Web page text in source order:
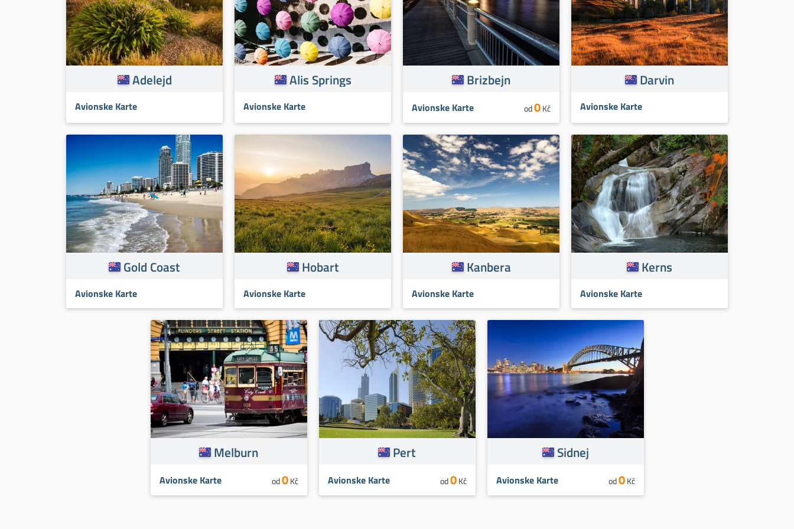
Adelejd
Avionske Karte
Alis Springs
Avionske Karte
Brizbejn
Avionske Karte od0Kč
Darvin
Avionske Karte
Gold Coast
Avionske Karte
Hobart
Avionske Karte
Kanbera
Avionske Karte
Kerns
Avionske Karte
Melburn
Avionske Karte od0Kč
Pert
Avionske Karte od0Kč
Sidnej
Avionske Karte od0Kč